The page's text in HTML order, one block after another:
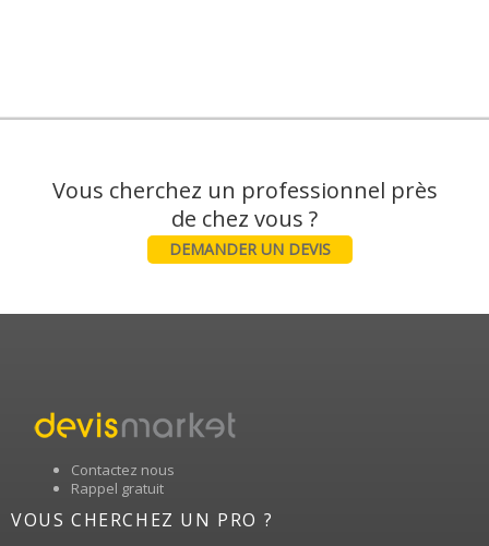
Vous cherchez un professionnel près
DEMANDER UN DEVIS
Contactez nous
Rappel gratuit
VOUS CHERCHEZ UN PRO ?